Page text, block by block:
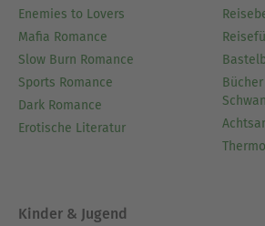
Enemies to Lovers
Mafia Romance
Slow Burn Romance
Sports Romance
Dark Romance
Erotische Literatur
Kinder & Jugend